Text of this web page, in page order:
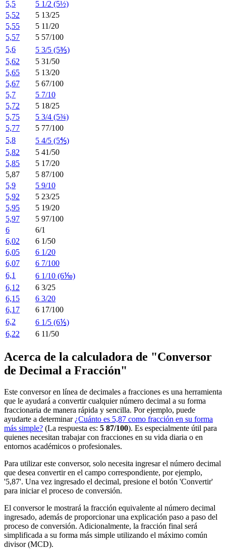
5,5
5 1/2 (5½)
5,52
5 13/25
5,55
5 11/20
5,57
5 57/100
5,6
5 3/5 (5⅗)
5,62
5 31/50
5,65
5 13/20
5,67
5 67/100
5,7
5 7/10
5,72
5 18/25
5,75
5 3/4 (5¾)
5,77
5 77/100
5,8
5 4/5 (5⅘)
5,82
5 41/50
5,85
5 17/20
5,87
5 87/100
5,9
5 9/10
5,92
5 23/25
5,95
5 19/20
5,97
5 97/100
6
6/1
6,02
6 1/50
6,05
6 1/20
6,07
6 7/100
6,1
6 1/10 (6⅒)
6,12
6 3/25
6,15
6 3/20
6,17
6 17/100
6,2
6 1/5 (6⅕)
6,22
6 11/50
Acerca de la calculadora de "Conversor
de Decimal a Fracción"
Este conversor en línea de decimales a fracciones es una herramienta
que le ayudará a convertir cualquier número decimal a su forma
fraccionaria de manera rápida y sencilla. Por ejemplo, puede
ayudarte a determinar ¿Cuánto es 5,87 como fracción en su forma
más simple? (La respuesta es: 5 87/100). Es especialmente útil para
quienes necesitan trabajar con fracciones en su vida diaria o en
entornos académicos o profesionales.
Para utilizar este conversor, solo necesita ingresar el número decimal
que desea convertir en el campo correspondiente, por ejemplo,
'5,87'. Una vez ingresado el decimal, presione el botón 'Convertir'
para iniciar el proceso de conversión.
El conversor le mostrará la fracción equivalente al número decimal
ingresado, además de proporcionar una explicación paso a paso del
proceso de conversión. Adicionalmente, la fracción final será
simplificada a su forma más simple utilizando el máximo común
divisor (MCD).